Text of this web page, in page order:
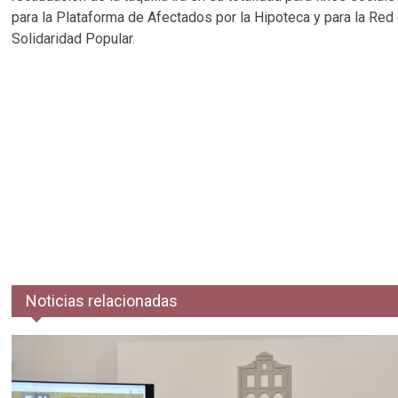
para la Plataforma de Afectados por la Hipoteca y para la Red
Solidaridad Popular.
Noticias relacionadas